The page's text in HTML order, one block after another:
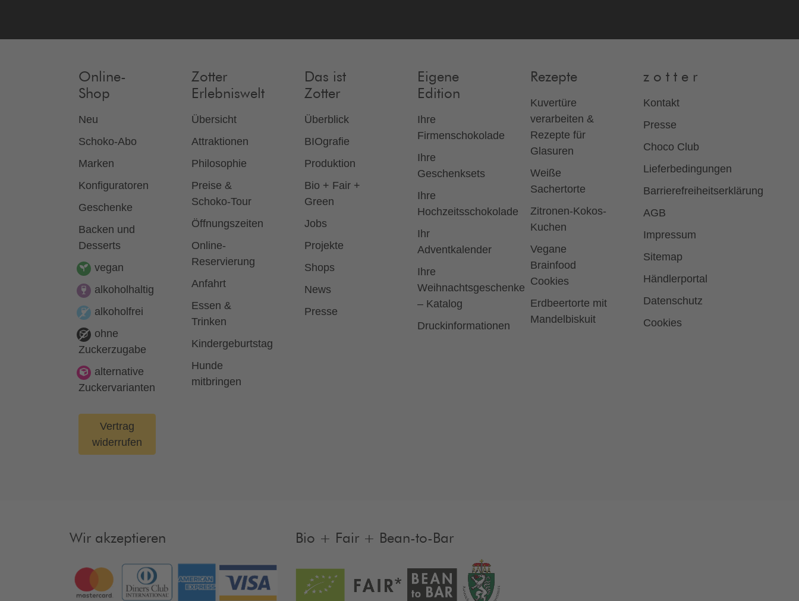
Online-
Shop
Neu
Schoko-Abo
Marken
Konfiguratoren
Geschenke
Backen und
Desserts
vegan
alkoholhaltig
alkoholfrei
ohne
Zuckerzugabe
alternative
Zuckervarianten
Vertrag
widerrufen
Zotter
Erlebniswelt
Übersicht
Attraktionen
Philosophie
Preise &
Schoko-Tour
Öffnungszeiten
Online-
Reservierung
Anfahrt
Essen &
Trinken
Kindergeburtstag
Hunde
mitbringen
Das ist
Zotter
Überblick
BIOgrafie
Produktion
Bio + Fair +
Green
Jobs
Projekte
Shops
News
Presse
Eigene
Edition
Ihre
Firmenschokolade
Ihre
Geschenksets
Ihre
Hochzeitsschokolade
Ihr
Adventkalender
Ihre
Weihnachtsgeschenke
– Katalog
Druckinformationen
Rezepte
Kuvertüre
verarbeiten &
Rezepte für
Glasuren
Weiße
Sachertorte
Zitronen-Kokos-
Kuchen
Vegane
Brainfood
Cookies
Erdbeertorte mit
Mandelbiskuit
z o t t e r
Kontakt
Presse
Choco Club
Lieferbedingungen
Barrierefreiheitserklärung
AGB
Impressum
Sitemap
Händlerportal
Datenschutz
Cookies
Wir akzeptieren Bio + Fair + Bean-to-Bar